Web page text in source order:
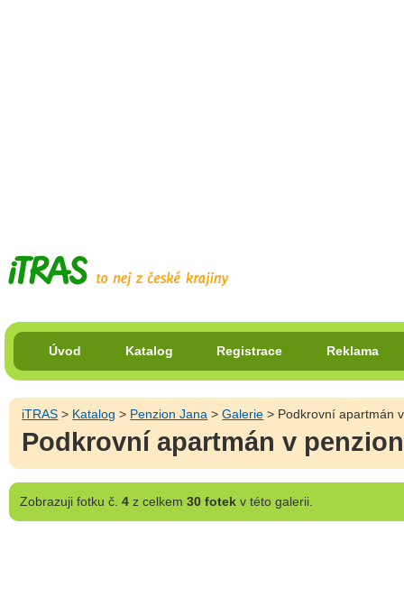
Úvod Katalog Registrace Reklama
iTRAS > Katalog > Penzion Jana >Galerie > Podkrovní apartmán
Podkrovní apartmán v
Zobrazujifotku č. 4z celkem 30 fotekv této galerii.